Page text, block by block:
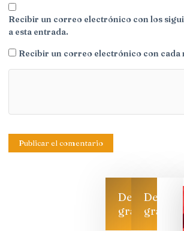
Recibir un correo electrónico con los
a esta entrada.
Recibir un correo electrónico con cada
Descarga
gratisgratis